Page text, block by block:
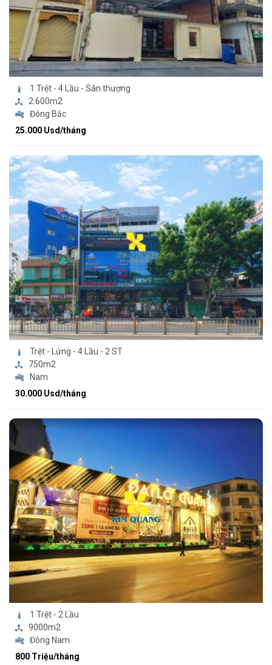
1 Trệt - 4 Lầu - Sân thượng
2.600m2
Đông Bắc
25.000 Usd/tháng
Trệt - Lửng - 4 Lầu - 2 ST
750m2
Nam
30.000 Usd/tháng
1 Trệt - 2 Lầu
9000m2
Đông Nam
800 Triệu/tháng